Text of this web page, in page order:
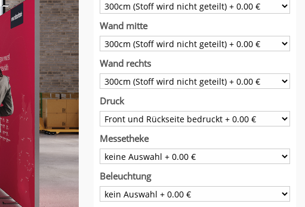
Wand mitte
Wand rechts
Druck
Messetheke
Beleuchtung